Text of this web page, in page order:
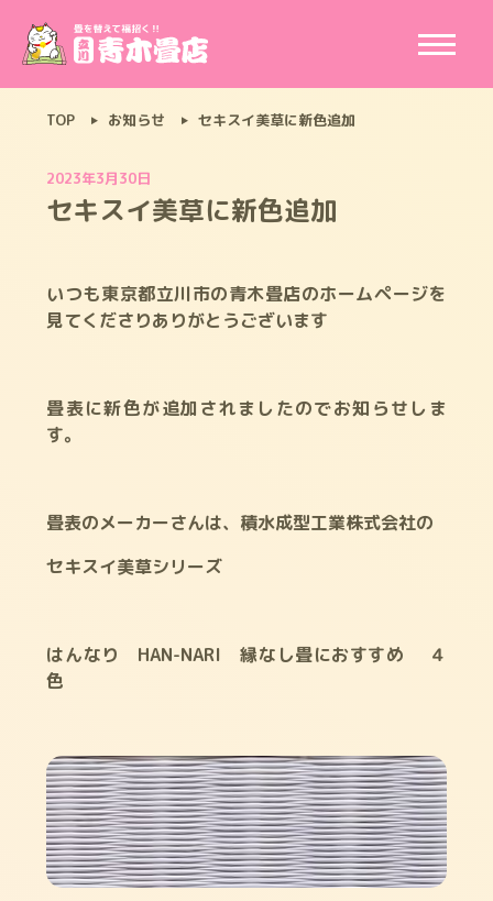
TOP お知らせ セキスイ美草に新色追加
2023年3月30日
セキスイ美草に新色追加
いつも東京都立川市の青木畳店のホームページを
見てくださりありがとうございます
畳表に新色が追加されましたのでお知らせしま
す。
畳表のメーカーさんは、積水成型工業株式会社の
セキスイ美草シリーズ
はんなり HAN-NARI 縁なし畳におすすめ ４
色